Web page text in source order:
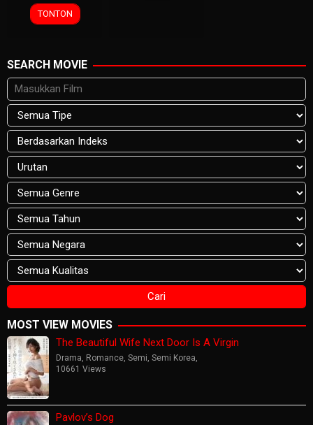
TONTON
SEARCH MOVIE
MOST VIEW MOVIES
The Beautiful Wife Next Door Is A Virgin
Drama, Romance, Semi, Semi Korea,
10661 Views
Pavlov’s Dog